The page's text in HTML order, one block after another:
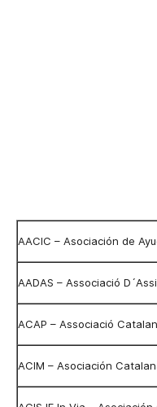
AACIC – Asociación de
AADAS – Associació
ACAP – Associació
ACIM – Asociación